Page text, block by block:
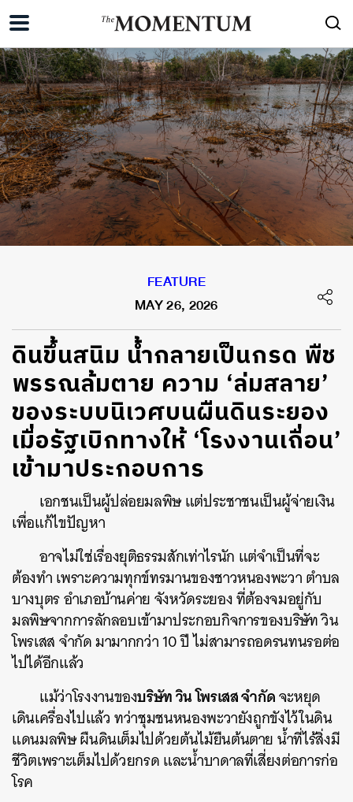
FEATURE
MAY 26, 2026
ดินขึ้นสนิม น้ำกลายเป็นกรด พืช
พรรณล้มตาย ความ ‘ล่มสลาย’
ของระบบนิเวศบนผืนดินระยอง
เมื่อรัฐเบิกทางให้ ‘โรงงานเถื่อน’
เข้ามาประกอบการ
เอกชนเป็นผู้ปล่อยมลพิษ แต่ประชาชนเป็นผู้จ่ายเงิน
เพื่อแก้ไขปัญหา
อาจไม่ใช่เรื่องยุติธรรมสักเท่าไรนัก แต่จำเป็นที่จะ
ต้องทำ เพราะความทุกข์ทรมานของชาวหนองพะวา ตำบล
บางบุตร อำเภอบ้านค่าย จังหวัดระยอง ที่ต้องจมอยู่กับ
มลพิษจากการลักลอบเข้ามาประกอบกิจการของบริษัท วิน
โพรเสส จำกัด มามากกว่า 10 ปี ไม่สามารถอดรนทนรอต่อ
ไปได้อีกแล้ว
แม้ว่าโรงงานของบริษัท วิน โพรเสส จำกัดจะหยุด
เดินเครื่องไปแล้ว ทว่าชุมชนหนองพะวายังถูกขังไว้ในดิน
แดนมลพิษ ผืนดินเต็มไปด้วยต้นไม้ยืนต้นตาย น้ำที่ไร้สิ่งมี
ชีวิตเพราะเต็มไปด้วยกรด และน้ำบาดาลที่เสี่ยงต่อการก่อ
โรค